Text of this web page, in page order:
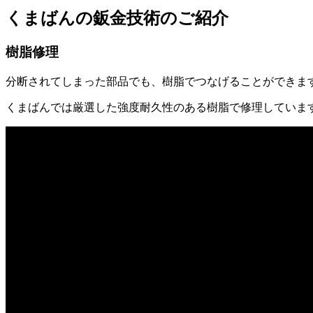
くまばんの鈑金技術のご紹介
樹脂修理
分断されてしまった部品でも、樹脂でつなげることができま
くまばんでは厳選した強度耐久性のある樹脂で修理していま